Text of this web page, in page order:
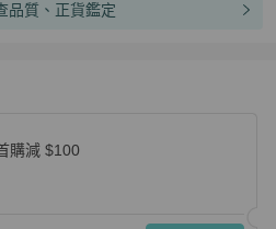
品質、正貨鑑定
購減 $100